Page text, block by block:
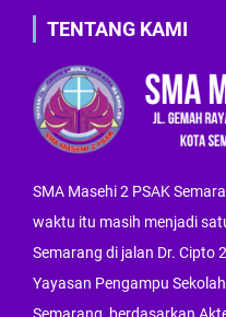
TENTANG KAMI
SMA Masehi 2 PSAK
waktu itu masih menjadi
Semarang di jalan Dr. Cipto
Yayasan Pengampu